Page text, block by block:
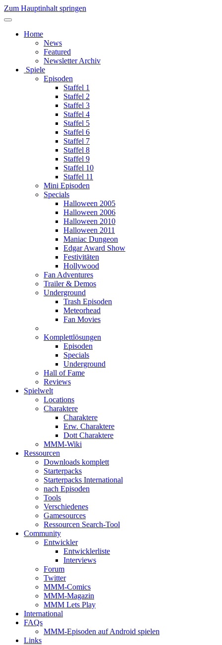
Zum Hauptinhalt springen
Home
News
Featured
Newsletter Archiv
Spiele
Episoden
Staffel 1
Staffel 2
Staffel 3
Staffel 4
Staffel 5
Staffel 6
Staffel 7
Staffel 8
Staffel 9
Staffel 10
Staffel 11
Mini Episoden
Specials
Halloween 2005
Halloween 2006
Halloween 2010
Halloween 2011
Maniac Dungeon
Edgar Award Show
Festivitäten
Hollywood
Fan Adventures
Trailer & Demos
Underground
Trash Episoden
Meteorhead
Fan Movies
Komplettlösungen
Episoden
Specials
Underground
Hall of Fame
Reviews
Spielwelt
Locations
Charaktere
Charaktere
Erw. Charaktere
Dott Charaktere
MMM-Wiki
Ressourcen
Downloads komplett
Starterpacks
Starterpacks International
nach Episoden
Tools
Verschiedenes
Gamesources
Ressourcen Search-Tool
Community
Entwickler
Entwicklerliste
Interviews
Forum
Twitter
MMM-Comics
MMM-Magazin
MMM Lets Play
International
FAQs
MMM-Episoden auf Android spielen
Links